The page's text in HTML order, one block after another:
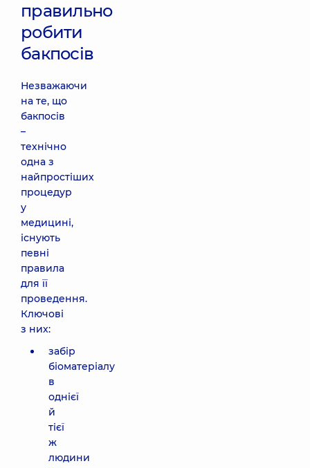
правильно
робити
бакпосів
Незважаючи
на те, що
бакпосів
–
технічно
одна з
найпростіших
процедур
у
медицині,
існують
певні
правила
для її
проведення.
Ключові
з них:
забір
біоматеріалу
в
однієї
й
тієї
ж
людини